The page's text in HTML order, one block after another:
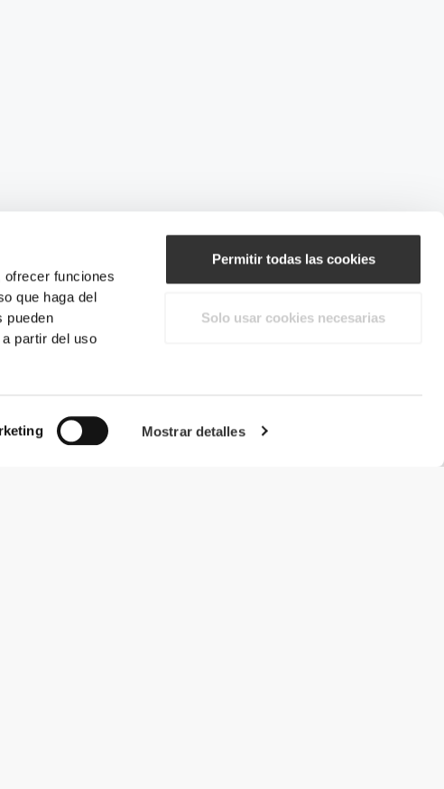
funciones
que haga del
pueden
partir del uso
Mostrar detalles
Permitir todas las cookies
Solo usar cookies necesarias